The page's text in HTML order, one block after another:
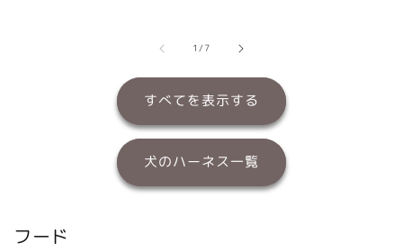
1/の
7
すべてを表示する
犬のハーネス一覧
フード